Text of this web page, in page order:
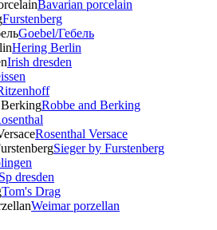
Bavarian porcelain
Furstenberg
Goebel/Гебель
Hering Berlin
Irish dresden
Robbe and Berking
Rosenthal Versace
Sieger by Furstenberg
Sp dresden
Tom's Drag
Weimar porzellan